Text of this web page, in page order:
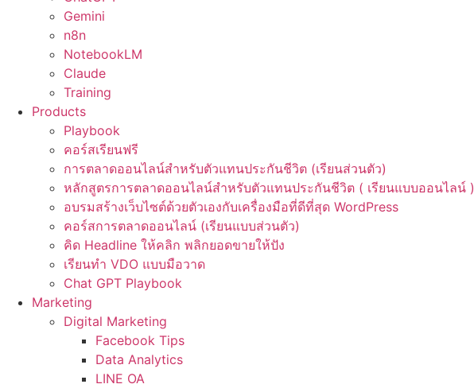
Gemini
n8n
NotebookLM
Claude
Training
Products
Playbook
คอร์สเรียนฟรี
การตลาดออนไลน์สำหรับตัวแทนประกันชีวิต (เรียนส่วนตัว)
หลักสูตรการตลาดออนไลน์สำหรับตัวแทนประกันชีวิต ( เรียนแบบออนไลน์ )
อบรมสร้างเว็บไซต์ด้วยตัวเองกับเครื่องมือที่ดีที่สุด WordPress
คอร์สการตลาดออนไลน์ (เรียนแบบส่วนตัว)
คิด Headline ให้คลิก พลิกยอดขายให้ปัง
เรียนทำ VDO แบบมือวาด
Chat GPT Playbook
Marketing
Digital Marketing
Facebook Tips
Data Analytics
LINE OA